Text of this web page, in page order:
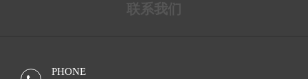
联系我们
PHONE